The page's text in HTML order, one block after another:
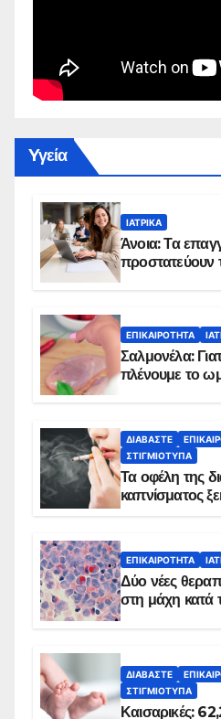
Yγεία
ΙΑΤΡΙΚΆ
Άνοια: Τα
προστατεύουν
ΕΠΙΚΑΙΡΌΤΗΤΑ
Σαλμονέλα:
πλένουμε το
ΔΙΑΒΆΣΤΕ
ΣΤΙΓΜΙΌΤΥΠΑ
Τα οφέλη της
καπνίσματος
ΕΠΙΚΑΙΡΌΤΗΤΑ
Δύο νέες
στη μάχη κατά
ΔΙΑΒΆΣΤΕ
ΣΤΙΓΜΙΌΤΥΠΑ
Καισαρικές: